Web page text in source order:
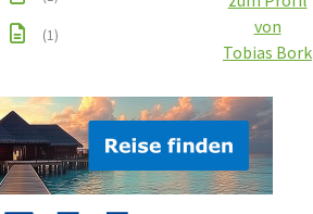
von
Tobias Bork
(1)